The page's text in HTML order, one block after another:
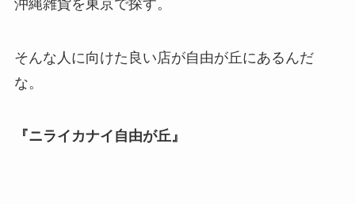
沖縄雑貨を東京で探す。
そんな人に向けた良い店が自由が丘にあるんだ
な。
『ニライカナイ自由が丘』